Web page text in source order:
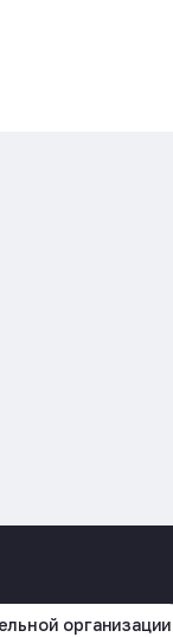
организации